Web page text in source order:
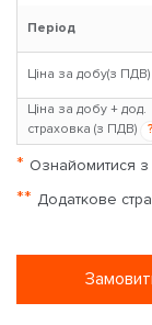
Період
Ціна за добу(з ПДВ)
Ціна за добу + дод.
страховка (з ПДВ)
?
* Ознайомитися з
** Додаткове